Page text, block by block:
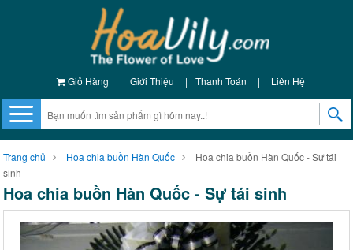
Giỏ Hàng | Giới Thiệu | Thanh Toán | Liên Hệ
Trang chủ Hoa chia buồn Hàn Quốc
Hoa chia buồn Hàn Quốc - Sự tái
sinh
Hoa chia buồn Hàn Quốc - Sự tái sinh